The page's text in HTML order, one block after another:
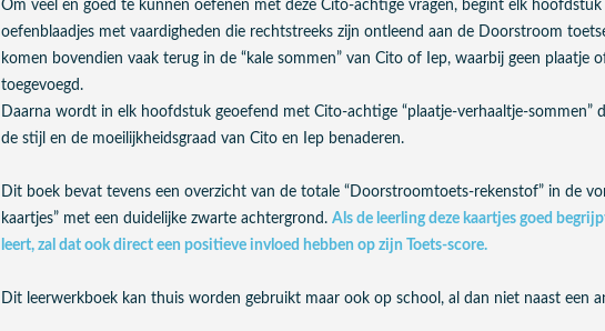
Om veel en goed te kunnen oefenen met deze Cito-achtige vragen, begint elk
oefenblaadjes met vaardigheden die rechtstreeks zijn ontleend aan de Doorstroom
komen bovendien vaak terug in de “kale sommen” van Cito of Iep, waarbij geen plaatje
toegevoegd.
Daarna wordt in elk hoofdstuk geoefend met Cito-achtige “plaatje-verhaaltje-sommen”
de stijl en de moeilijkheidsgraad van Cito en Iep benaderen.
Dit boek bevat tevens een overzicht van de totale “Doorstroomtoets-rekenstof” in de
kaartjes” met een duidelijke zwarte achtergrond. Als de leerling deze kaartjes goed
leert, zal dat ook direct een positieve invloed hebben op zijn Toets-score.
Dit leerwerkboek kan thuis worden gebruikt maar ook op school, al dan niet naast een